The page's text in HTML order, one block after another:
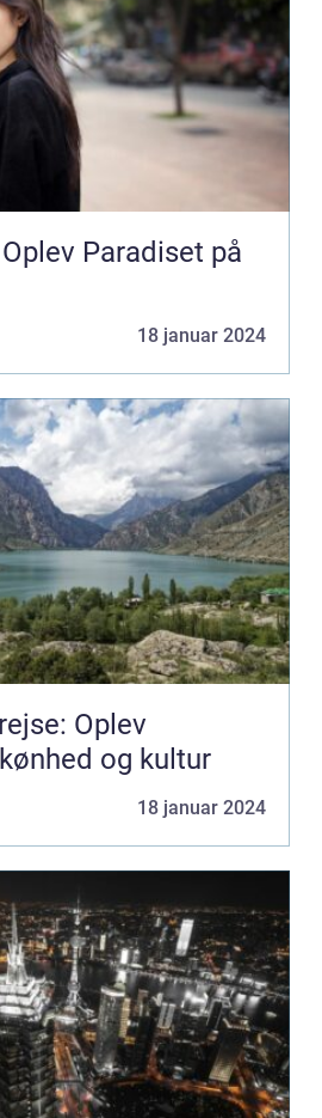
Paradiset på
18 januar 2024
Oplev
og kultur
18 januar 2024